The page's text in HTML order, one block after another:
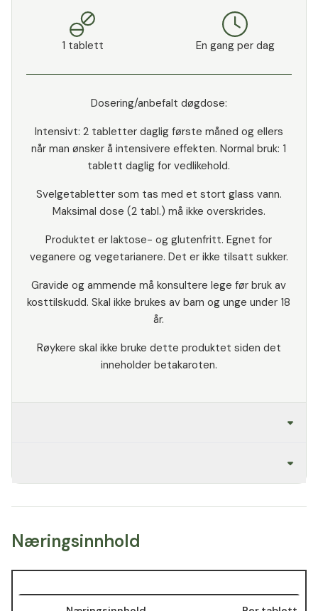
1 tablett En gang per dag
Dosering/anbefalt døgdose:
Intensivt: 2 tabletter daglig første måned og ellers
når man ønsker å intensivere effekten. Normal bruk: 1
tablett daglig for vedlikehold.
Svelgetabletter som tas med et stort glass vann.
Maksimal dose (2 tabl.) må ikke overskrides.
Produktet er laktose- og glutenfritt. Egnet for
veganere og vegetarianere. Det er ikke tilsatt sukker.
Gravide og ammende må konsultere lege før bruk av
kosttilskudd. Skal ikke brukes av barn og unge under 18
år.
Røykere skal ikke bruke dette produktet siden det
inneholder betakaroten.
Næringsinnhold